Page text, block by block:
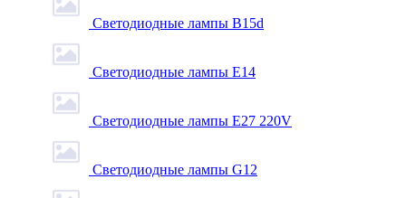
Светодиодные лампы B15d
Светодиодные лампы E14
Светодиодные лампы E27 220V
Светодиодные лампы G12